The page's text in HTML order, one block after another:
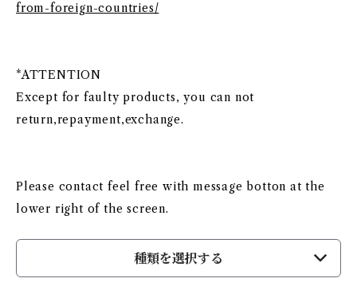
from-foreign-countries/
*ATTENTION
Except for faulty products, you can not
return,repayment,exchange.
Please contact feel free with message botton at the
lower right of the screen.
種類を選択する